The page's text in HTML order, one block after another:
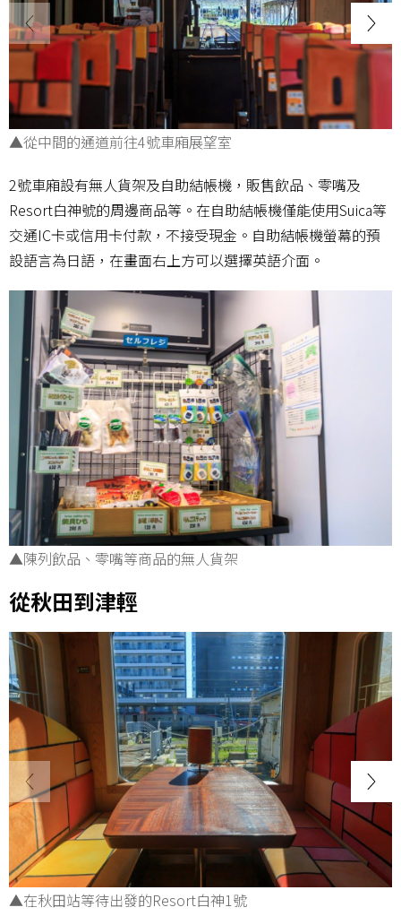
▲從中間的通道前往4號車廂展望室
2號車廂設有無人貨架及自助結帳機，販售飲品、零嘴及
Resort白神號的周邊商品等。在自助結帳機僅能使用Suica等
交通IC卡或信用卡付款，不接受現金。自助結帳機螢幕的預
設語言為日語，在畫面右上方可以選擇英語介面。
▲陳列飲品、零嘴等商品的無人貨架
從秋田到津輕
▲在秋田站等待出發的Resort白神1號